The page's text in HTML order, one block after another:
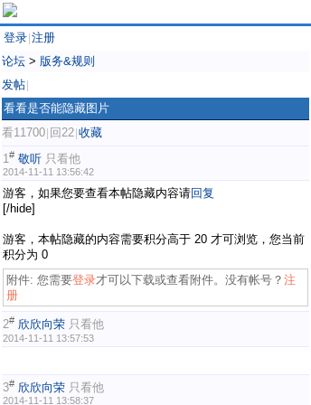
登录 注册
论坛 > 版务&规则
发帖
看看是否能隐藏图片
看11700 回22 收藏
1# 敬听 只看他
2014-11-11 13:56:42
游客，如果您要查看本帖隐藏内容请回复
[/hide]
游客，本帖隐藏的内容需要积分高于 20 才可浏览，您当前
积分为 0
附件: 您需要登录才可以下载或查看附件。没有帐号？ 注
册
2# 欣欣向荣 只看他
2014-11-11 13:57:53
3# 欣欣向荣 只看他
2014-11-11 13:58:37